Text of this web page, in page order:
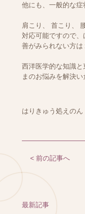
他にも、一般的な症
肩こり、 首こり、
対応可能ですので
善がみられない方は
西洋医学的な知識
まのお悩みを解決い
はりきゅう処えの
< 前の記事へ
最新記事